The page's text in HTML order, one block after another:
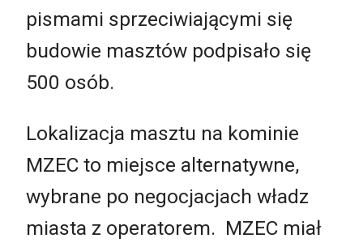
pismami sprzeciwiającymi się
budowie masztów podpisało się
500 osób.
Lokalizacja masztu na kominie
MZEC to miejsce alternatywne,
wybrane po negocjacjach władz
miasta z operatorem. MZEC miał